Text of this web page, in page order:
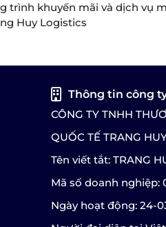
trình khuyến mãi và dịch vụ
Huy Logistics
Thông tin công
CÔNG TY TNHH
QUỐC TẾ TRANG
Tên viết tắt: TRANG
Mã số doanh nghiệp:
Ngày hoạt động: 24-